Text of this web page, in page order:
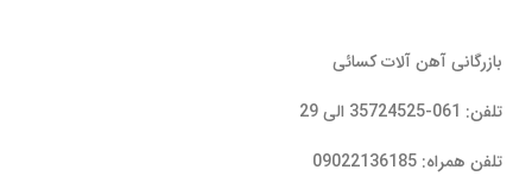
بازرگانی آهن آلات کسائی
تلفن: 061-35724525 الی 29
تلفن همراه: 09022136185